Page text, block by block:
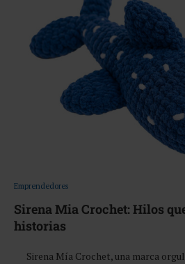
Emprendedores
Sirena Mia Crochet: Hilos
historias
Sirena Mía Crochet, una marca